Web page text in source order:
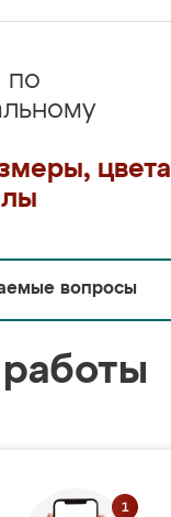
по
цвета
вопросы